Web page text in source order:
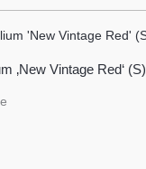
‚New Vintage Red‘ (S)